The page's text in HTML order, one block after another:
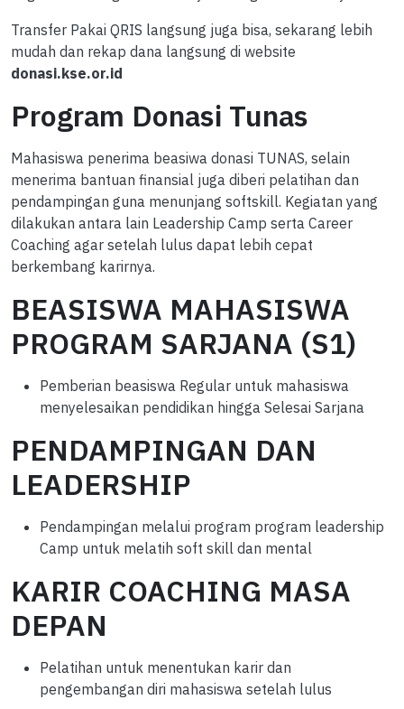
Transfer Pakai QRIS langsung juga bisa, sekarang lebih
mudah dan rekap dana langsung di website
donasi.kse.or.id
Program Donasi Tunas
Mahasiswa penerima beasiwa donasi TUNAS, selain
menerima bantuan finansial juga diberi pelatihan dan
pendampingan guna menunjang softskill. Kegiatan yang
dilakukan antara lain Leadership Camp serta Career
Coaching agar setelah lulus dapat lebih cepat
berkembang karirnya.
BEASISWA MAHASISWA
PROGRAM SARJANA (S1)
Pemberian beasiswa Regular untuk mahasiswa
menyelesaikan pendidikan hingga Selesai Sarjana
PENDAMPINGAN DAN
LEADERSHIP
Pendampingan melalui program program leadership
Camp untuk melatih soft skill dan mental
KARIR COACHING MASA
DEPAN
Pelatihan untuk menentukan karir dan
pengembangan diri mahasiswa setelah lulus